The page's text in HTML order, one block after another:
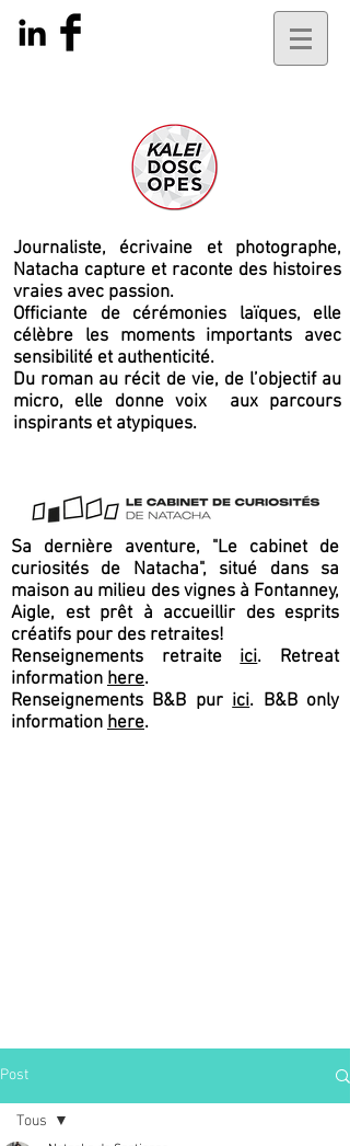
Journaliste, écrivaine et photographe,
Natacha capture et raconte des histoires
vraies avec passion.
Officiante de cérémonies laïques, elle
célèbre les moments importants avec
sensibilité et authenticité.
Du roman au récit de vie, de l’objectif au
micro, elle donne voix aux parcours
inspirants et atypiques.
Sa dernière aventure, "Le cabinet de
curiosités de Natacha", situé dans sa
maison au milieu des vignes à Fontanney,
Aigle, est prêt à accueillir des esprits
créatifs pour des retraites!
Renseignements retraiteici. Retreat
information here.
Renseignements B&B purici. B&B only
information here.
Post
Tous